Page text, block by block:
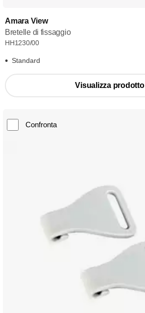
Amara View
Bretelle di fissaggio
HH1230/00
Standard
Visualizza prodotto
Confronta